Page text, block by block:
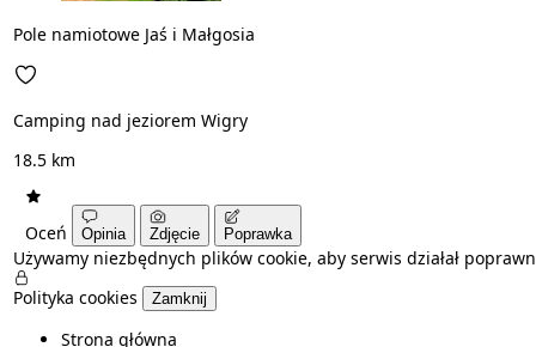
Pole namiotowe Jaś i Małgosia
Camping nad jeziorem Wigry
18.5 km
Oceń Opinia Zdjęcie Poprawka
Używamy niezbędnych plików cookie, aby serwis działał
Polityka cookies
Zamknij
Strona główna